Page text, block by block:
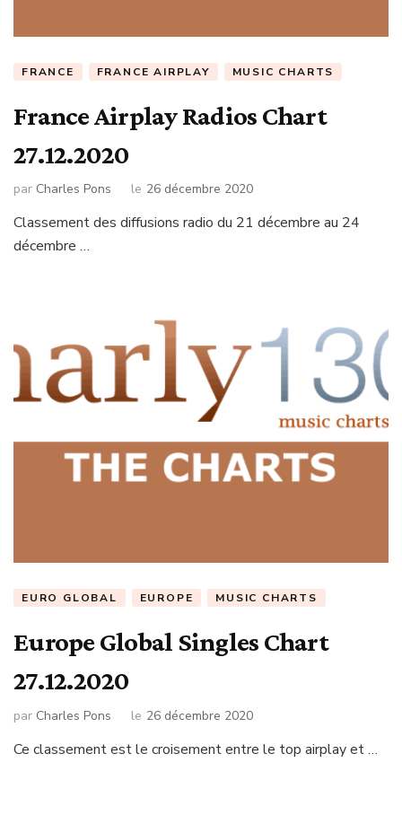
FRANCE FRANCE AIRPLAY MUSIC CHARTS
France Airplay Radios Chart
27.12.2020
par Charles Pons le 26 décembre 2020
Classement des diffusions radio du 21 décembre au 24
décembre …
EURO GLOBAL EUROPE MUSIC CHARTS
Europe Global Singles Chart
27.12.2020
par Charles Pons le 26 décembre 2020
Ce classement est le croisement entre le top airplay et …